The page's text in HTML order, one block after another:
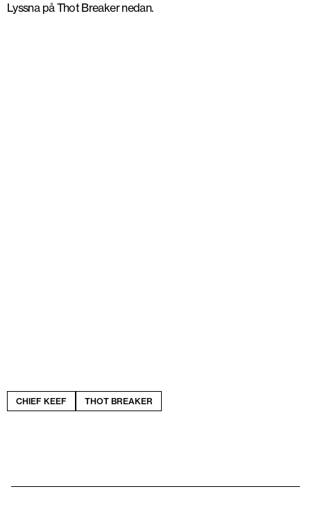
Lyssna på Thot Breaker nedan.
CHIEF KEEF THOT BREAKER